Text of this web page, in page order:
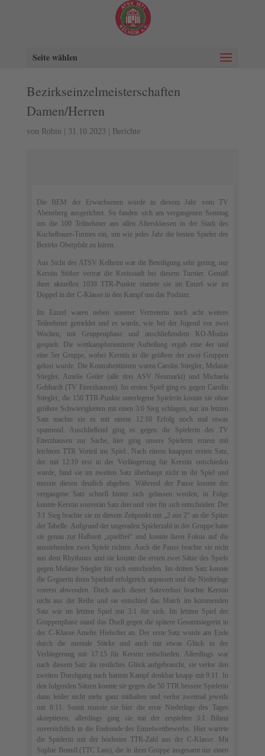
Seite wählen
Bezirkseinzelmeisterschaften
Damen/Herren
von Robin 31.10.2023 Berichte
Die BEM der Erwachsenen wurde in diesem Jahr vom TV
Abensberg ausgerichtet. So fanden sich am vergangenen Sonntag
um die 100 Teilnehmer aus allen Altersklassen in der Stadt des
Kuchelbauer-Turmes ein, um wie jedes Jahr die besten Spieler des
Bezirks Oberpfalz zu küren.
Aus Sicht des ATSV Kelheim war die Beteiligung sehr gering, nur
Kerstin Stöber vertrat die Kreisstadt bei diesem Turnier. Gemäß
ihrer aktuellen 1039 TTR-Punkte startete sie im Einzel wie im
Doppel in der C-Klasse in den Kampf um das Podium.
Im Einzel waren neben unserer Vertreterin noch acht weitere
Teilnehmer gemeldet und es wurde, wie bei der Jugend vor zwei
Wochen, mit Gruppenphase und anschließendem KO-Modus
gespielt. Die wettkampforientierte Aufteilung ergab eine 4er und
eine 5er Gruppe, wobei Kerstin in die größere der zwei Gruppen
gelost wurde. Die Kontrahentinnen waren Carolin Stiegler, Melanie
Stiegler, Amelie Geiler (alle drei ASV Neumarkt) und Michaela
Gebhardt (TV Etterzhausen). Im ersten Spiel ging es gegen Carolin
Stiegler, die 150 TTR-Punkte unterlegene Spielerin konnte sie ohne
größere Schwierigkeiten mit einen 3:0 Sieg schlagen, nur im letzten
Satz machte sie es mit einem 12:10 Erfolg noch mal etwas
spannend. Anschließend ging es gegen die Spielerin des TV
Etterzhausen zur Sache, hier ging unsere Spielerin erneut mit
leichtem TTR Vorteil ins Spiel.. Nach einem knappen ersten Satz,
der mit 12:10 erst in der Verlängerung für Kerstin entschieden
wurde, fand sie im zweiten Satz überhaupt nicht in ihr Spiel und
musste diesen deutlich abgeben. Während der Pause konnte der
vergangene Satz schnell hinter sich gelassen werden, in Folge
konnte Kerstin souverän Satz drei und vier für sich entscheiden. Der
3:1 Sieg brachte sie zu diesem Zeitpunkt mit „2 aus 2“ an die Spitze
der Tabelle. Aufgrund der ungeraden Spielerzahl in der Gruppe hatte
sie genau zur Halbzeit „spielfrei“ und konnte ihren Fokus auf die
ausstehenden zwei Spiele richten. Auch die Pause brachte sie nicht
aus dem Rhythmus und sie konnte die ersten zwei Sätze des Spiels
gegen Melanie Stiegler für sich entscheiden. Im dritten Satz konnte
die Gegnerin ihren Spielstil erfolgreich anpassen und die Niederlage
vorerst abwenden. Doch auch dieser Satzverlust brachte Kerstin
nicht aus der Reihe und sie entschied das Match im kommenden
Satz wie im letzten Spiel mit 3:1 für sich. Im letzten Spiel der
Gruppenphase stand das Duell gegen die spätere Gesamtsiegerin in
der C-Klasse Amelie Hielscher an. Der erste Satz wurde am Ende
durch die mentale Stärke und auch mit etwas Glück in der
Verlängerung mit 17:15 für Kerstin entschieden. Allerdings war
nach diesem Satz ihr restliches Glück aufgebraucht, sie verlor den
zweiten Durchgang nach hartem Kampf denkbar knapp mit 9:11. In
den folgenden Sätzen konnte sie gegen die 50 TTR bessere Spielerin
dann leider nicht mehr ganz mithalten und verlor zweimal jeweils
mit 6:11. Somit musste sie hier die erste Niederlage des Tages
akzeptieren, allerdings ging sie mit der erspielten 3:1 Bilanz
zuversichtlich in die Endrunde des Einzelwettbewerbs. Hier wartete
die Spielerin mit der höchsten TTR-Zahl aus der C-Klasse. Mit
Sophie Brandl (TTC Lam), die in ihrer Gruppe insgesamt nur einen